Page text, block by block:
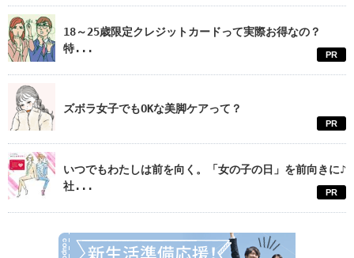
18～25歳限定クレジットカードって実際お得なの？
特...
PR
ズボラ女子でもOKな美脚ケアって？
PR
いつでもわたしは前を向く。「女の子の日」を前向きに♪
社...
PR